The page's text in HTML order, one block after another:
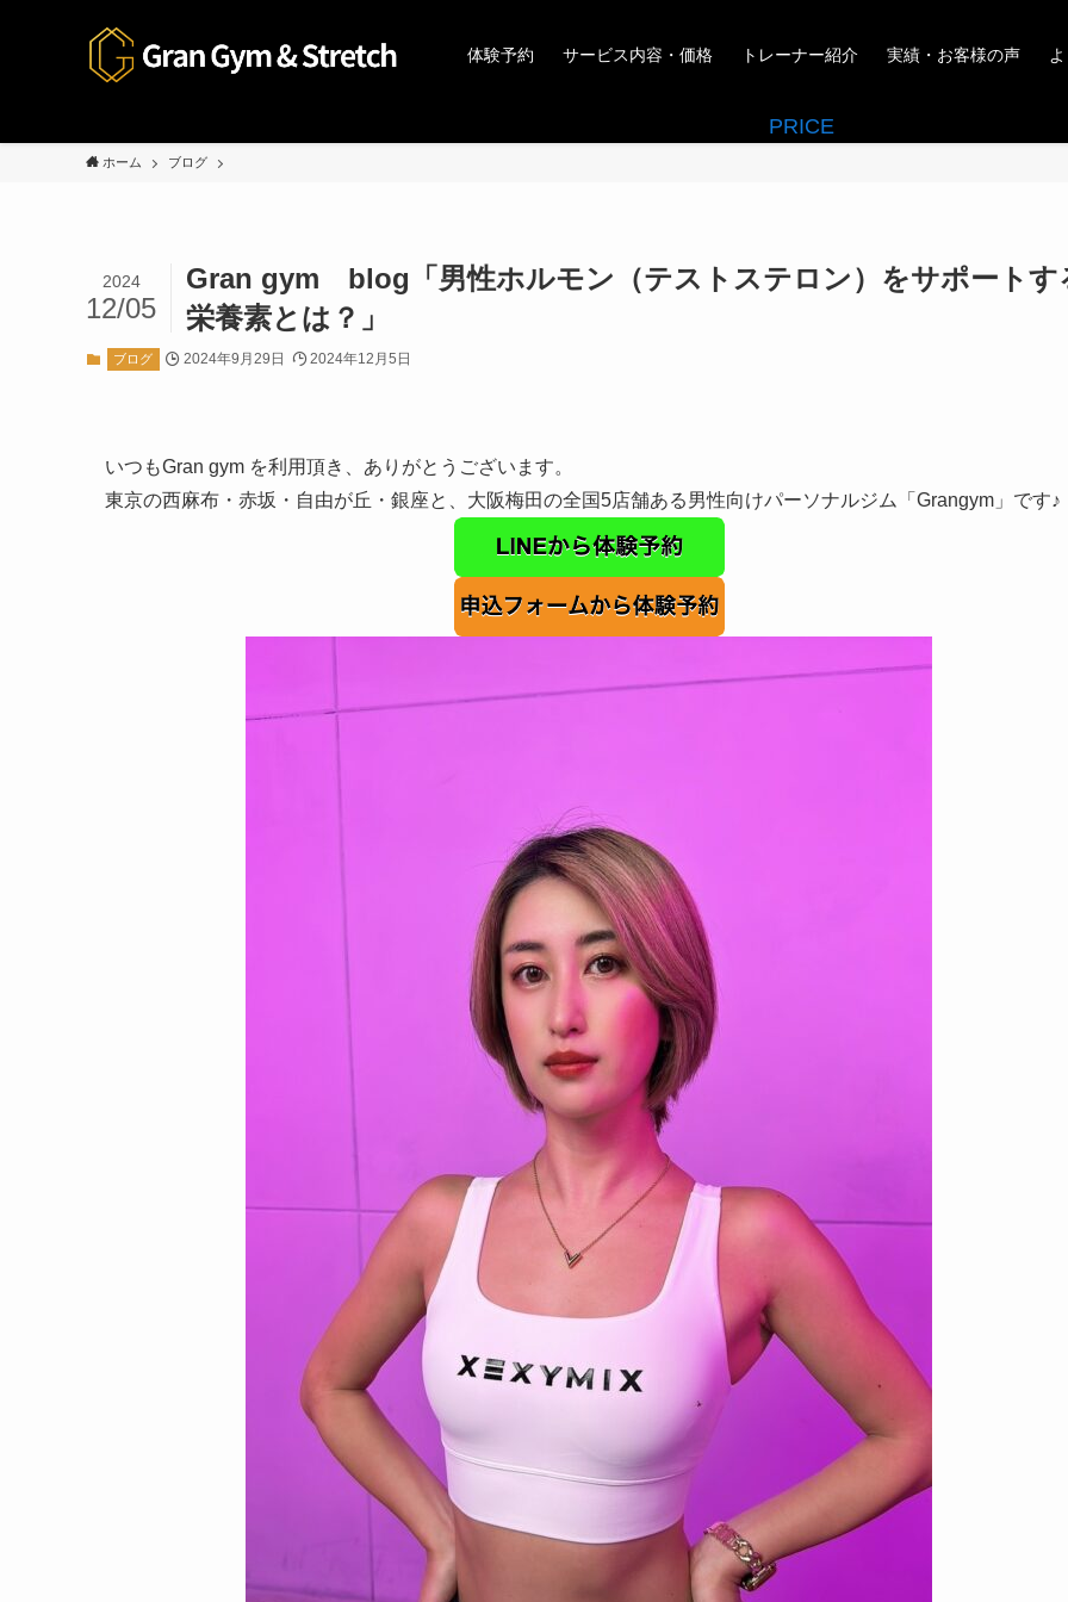
体験予約 サービス内容・価格 トレーナー紹介 実績・お客様の声
PRICE
ホーム ブログ
Gran gym blog「男性ホルモン（テストステロン）をサポートす
栄養素とは？」
2024
12/05
ブログ 2024年9月29日 2024年12月5日
いつもGran gym を利用頂き、ありがとうございます。
東京の西麻布・赤坂・自由が丘・銀座と、大阪梅田の全国5店舗ある男性向けパーソナルジム「Grangym」です♪